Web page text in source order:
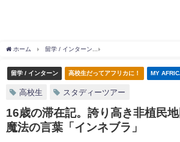
ホーム 留学 / インターン
留学 / インターン 高校生だってアフリカに！ MY
高校生 スタディーツアー
16歳の滞在記。誇り高き非植民地
魔法の言葉「インネブラ」